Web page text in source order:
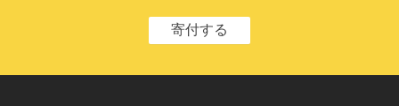
寄付する